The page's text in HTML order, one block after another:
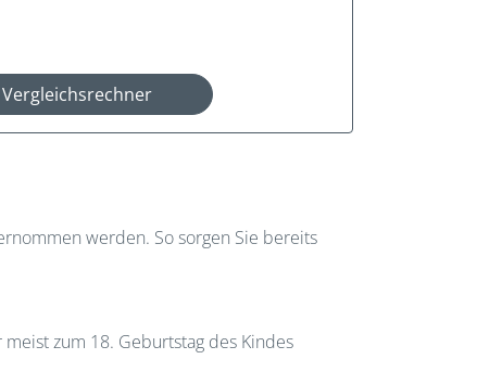
werden. So sorgen Sie bereits
zum 18. Geburtstag des Kindes